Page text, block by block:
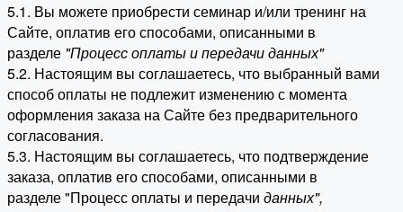
5.1. Вы можете приобрести семинар и/или тренинг на
Сайте, оплатив его способами, описанными в
разделе "Процесс оплаты и передачи данных"
5.2. Настоящим вы соглашаетесь, что выбранный вами
способ оплаты не подлежит изменению с момента
оформления заказа на Сайте без предварительного
согласования.
5.3. Настоящим вы соглашаетесь, что подтверждение
заказа, оплатив его способами, описанными в
разделе "Процесс оплаты и передачи данных",